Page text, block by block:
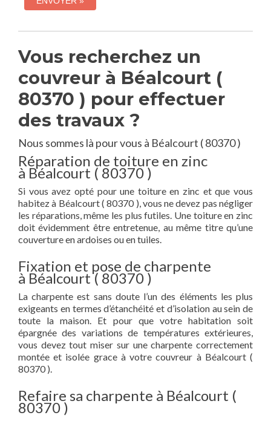
Vous recherchez un
couvreur à Béalcourt (
80370 ) pour effectuer
des travaux ?
Nous sommes là pour vous à Béalcourt ( 80370 )
Réparation de toiture en zinc
à Béalcourt ( 80370 )
Si vous avez opté pour une toiture en zinc et que vous
habitez à Béalcourt ( 80370 ), vous ne devez pas négliger
les réparations, même les plus futiles. Une toiture en zinc
doit évidemment être entretenue, au même titre qu’une
couverture en ardoises ou en tuiles.
Fixation et pose de charpente
à Béalcourt ( 80370 )
La charpente est sans doute l’un des éléments les plus
exigeants en termes d’étanchéité et d’isolation au sein de
toute la maison. Et pour que votre habitation soit
épargnée des variations de températures extérieures,
vous devez tout miser sur une charpente correctement
montée et isolée grace à votre couvreur à Béalcourt (
80370 ).
Refaire sa charpente à Béalcourt (
80370 )